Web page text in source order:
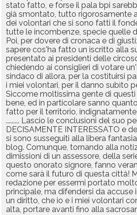
stato fatto, e forse il pala bpi
già smontato, tutto rigorosamente
dei volontari che si sono fatti il
tutte le incombenze, specie quelle
Poi, per dovere di cronaca e di
sapere cos'ha fatto un iscritto alla
presentato ai presidenti delle
chiedendo ai consiglieri di votare
sindaco di allora, per la costituirsi
i miei volontari, per il danno subìto
Siccome moltissima gente di
bene, ed in particolare sanno
fatto per il territorio,
......... Lascio le conclusioni del suo
DECISAMENTE INTERESSATO e
si sono susseguiti alla libera
blog. Comunque, tornando alla
dimissioni di un assessore, della
questo onorato signore, fanno
come sarà il futuro di questa città!
redazione per essermi portato
principale, ma difendersi da accuse
un diritto, che io e i miei volontari
alta, portare avanti fino alla